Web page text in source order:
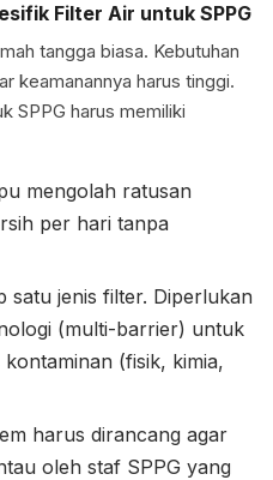
Filter Air untuk SPPG
tangga biasa. Kebutuhan
keamanannya harus tinggi.
SPPG harus memiliki
mengolah ratusan
per hari tanpa
satu jenis filter. Diperlukan
(multi-barrier) untuk
(fisik, kimia,
harus dirancang agar
oleh staf SPPG yang